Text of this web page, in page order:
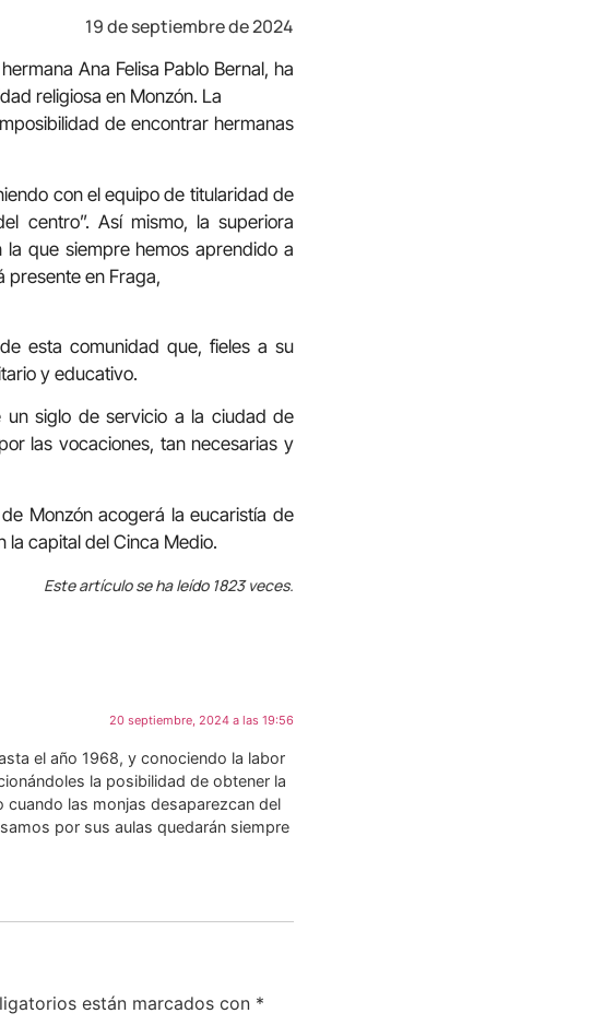
19 de septiembre de 2024
Ana Felisa Pablo Bernal, ha
religiosa en Monzón. La
de encontrar hermanas
con el equipo de titularidad de
centro”. Así mismo, la superiora
que siempre hemos aprendido a
presente en Fraga,
esta comunidad que, fieles a su
y educativo.
siglo de servicio a la ciudad de
las vocaciones, tan necesarias y
Monzón acogerá la eucaristía de
la capital del Cinca Medio.
Este artículo se ha leído 1823 veces.
20 septiembre, 2024 a las 19:56
el año 1968, y conociendo la labor
la posibilidad de obtener la
las monjas desaparezcan del
por sus aulas quedarán siempre
están marcados con *